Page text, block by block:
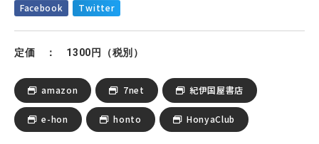
Facebook Twitter
定価 ： 1300円（税別）
amazon 7net 紀伊国屋書店
e-hon honto HonyaClub